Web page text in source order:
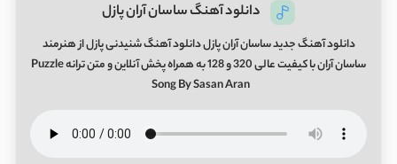
دانلود آهنگ ساسان آران پازل
دانلود آهنگ جدید ساسان آران پازل دانلود آهنگ شنیدنی پازل از هنرمند
ساسان آران با کیفیت عالی 320 و 128 به همراه پخش آنلاین و متن ترانه Puzzle
Song By Sasan Aran